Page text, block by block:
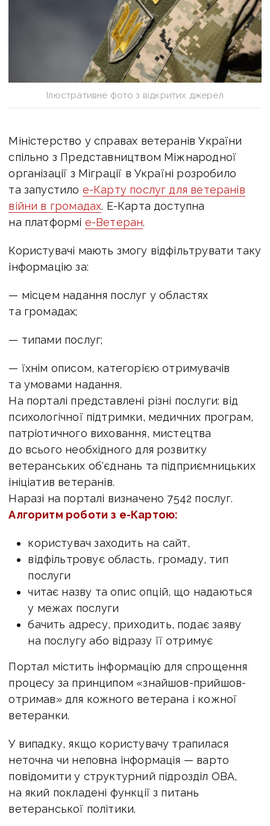
Ілюстративне фото з відкритих джерел
Міністерство у справах ветеранів України
спільно з Представництвом Міжнародної
організації з Міграції в Україні розробило
та запустило е-Карту послуг для ветеранів
війни в громадах. Е-Карта доступна
на платформі е-Ветеран.
Користувачі мають змогу відфільтрувати таку
інформацію за:
— місцем надання послуг у областях
та громадах;
— типами послуг;
— їхнім описом, категорією отримувачів
та умовами надання.
На порталі представлені різні послуги: від
психологічної підтримки, медичних програм,
патріотичного виховання, мистецтва
до всього необхідного для розвитку
ветеранських об'єднань та підприємницьких
ініціатив ветеранів.
Наразі на порталі визначено 7542 послуг.
Алгоритм роботи з е-Картою:
користувач заходить на сайт,
відфільтровує область, громаду, тип
послуги
читає назву та опис опцій, що надаються
у межах послуги
бачить адресу, приходить, подає заяву
на послугу або відразу її отримує
Портал містить інформацію для спрощення
процесу за принципом «знайшов-прийшов-
отримав» для кожного ветерана і кожної
ветеранки.
У випадку, якщо користувачу трапилася
неточна чи неповна інформація — варто
повідомити у структурний підрозділ ОВА,
на який покладені функції з питань
ветеранської політики.